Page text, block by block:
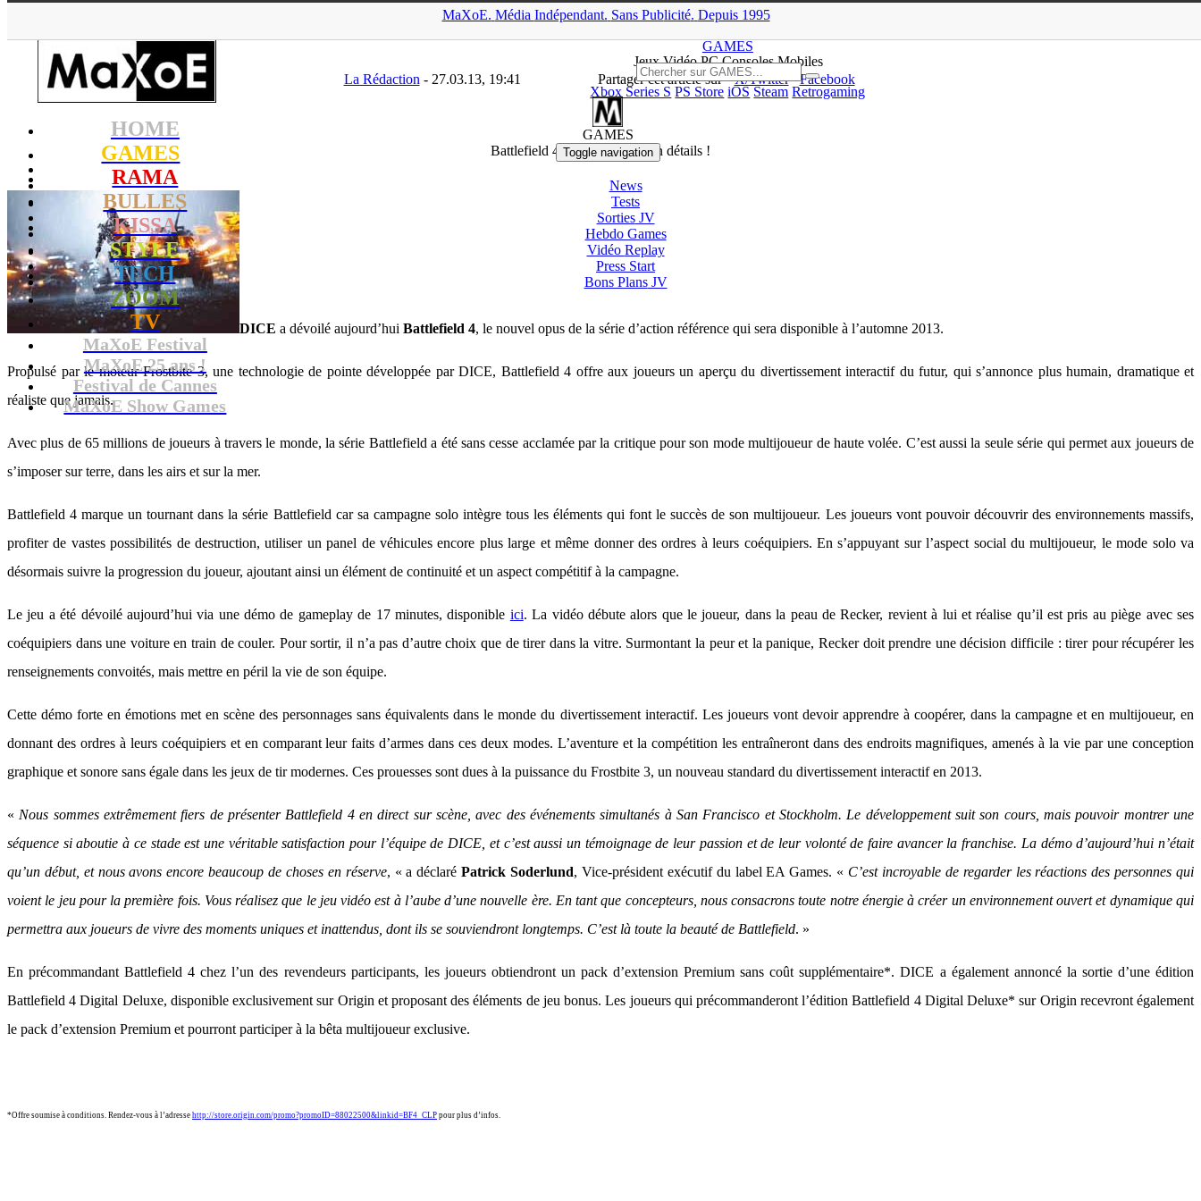
MaXoE. Média Indépendant. Sans Publicité. Depuis 1995
HOME
GAMES
RAMA
BULLES
KISSA
STYLE
TECH
ZOOM
TV
MaXoE Festival
MaXoE 25 ans !
Festival de Cannes
MaXoE Show Games
GAMES
JeuxVidéoPC Consoles Mobiles
Xbox Series S PS Store iOS Steam Retrogaming
GAMES
Toggle navigation
News
Tests
SortiesJV
Hebdo Games
Vidéo Replay
Press Start
Bons PlansJV
▲
La Rédaction - 27.03.13, 19:41 Partager cet article sur X/Twitter
Facebook
PC
Battlefield 4 se dévoile plus en détails !
DICE a dévoilé aujourd’hui Battlefield 4, le nouvel opus de la série d’action référence qui sera disponible à l’automne 2013.
Propulsé par le moteur Frostbite 3, une technologie de pointe développée par DICE, Battlefield 4 offre aux joueurs un aperçu du divertissement interactif du futur, qui s’annonce plus humain, dramatique et
réaliste que jamais.
Avec plus de 65 millions de joueurs à travers le monde, la série Battlefield a été sans cesse acclamée par la critique pour son mode multijoueur de haute volée. C’est aussi la seule série qui permet aux joueurs de
s’imposer sur terre, dans les airs et sur la mer.
Battlefield 4 marque un tournant dans la série Battlefield car sa campagne solo intègre tous les éléments qui font le succès de son multijoueur. Les joueurs vont pouvoir découvrir des environnements massifs,
profiter de vastes possibilités de destruction, utiliser un panel de véhicules encore plus large et même donner des ordres à leurs coéquipiers. En s’appuyant sur l’aspect social du multijoueur, le mode solo va
désormais suivre la progression du joueur, ajoutant ainsi un élément de continuité et un aspect compétitif à la campagne.
Le jeu a été dévoilé aujourd’hui via une démo de gameplay de 17 minutes, disponible ici. La vidéo débute alors que le joueur, dans la peau de Recker, revient à lui et réalise qu’il est pris au piège avec ses
coéquipiers dans une voiture en train de couler. Pour sortir, il n’a pas d’autre choix que de tirer dans la vitre. Surmontant la peur et la panique, Recker doit prendre une décision difficile : tirer pour récupérer les
renseignements convoités, mais mettre en péril la vie de son équipe.
Cette démo forte en émotions met en scène des personnages sans équivalents dans le monde du divertissement interactif. Les joueurs vont devoir apprendre à coopérer, dans la campagne et en multijoueur, en
donnant des ordres à leurs coéquipiers et en comparant leur faits d’armes dans ces deux modes. L’aventure et la compétition les entraîneront dans des endroits magnifiques, amenés à la vie par une conception
graphique et sonore sans égale dans les jeux de tir modernes. Ces prouesses sont dues à la puissance du Frostbite 3, un nouveau standard du divertissement interactif en 2013.
« Nous sommes extrêmement fiers de présenter Battlefield 4 en direct sur scène, avec des événements simultanés à San Francisco et Stockholm. Le développement suit son cours, mais pouvoir montrer une
séquence si aboutie à ce stade est une véritable satisfaction pour l’équipe de DICE, et c’est aussi un témoignage de leur passion et de leur volonté de faire avancer la franchise. La démo d’aujourd’hui n’était
qu’un début, et nous avons encore beaucoup de choses en réserve, « a déclaréPatrick Soderlund, Vice-président exécutif du label EA Games. « C’est incroyable de regarder les réactions des personnes qui
voient le jeu pour la première fois. Vous réalisez que le jeu vidéo est à l’aube d’une nouvelle ère. En tant que concepteurs, nous consacrons toute notre énergie à créer un environnement ouvert et dynamique qui
permettra aux joueurs de vivre des moments uniques et inattendus, dont ils se souviendront longtemps. C’est là toute la beauté de Battlefield. »
En précommandant Battlefield 4 chez l’un des revendeurs participants, les joueurs obtiendront un pack d’extension Premium sans coût supplémentaire*. DICE a également annoncé la sortie d’une édition
Battlefield 4 Digital Deluxe, disponible exclusivement sur Origin et proposant des éléments de jeu bonus. Les joueurs qui précommanderont l’édition Battlefield 4 Digital Deluxe* sur Origin recevront également
le pack d’extension Premium et pourront participer à la bêta multijoueur exclusive.
*Offre soumise à conditions. Rendez-vous à l’adresse http://store.origin.com/promo?promoID=88022500&linkid=BF4_CLP pour plus d’infos.